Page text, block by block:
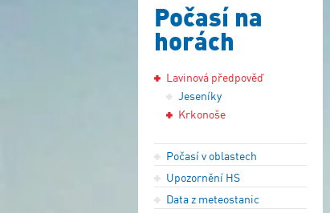
Počasí na
horách
Lavinová předpověď
Jeseníky
Krkonoše
Počasí v oblastech
Upozornění HS
Data z meteostanic